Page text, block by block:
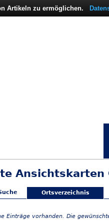
Ansichtskarten
Ortsverzeichnis
Einträge vorhanden. Die
Artikeln zu ermöglichen.